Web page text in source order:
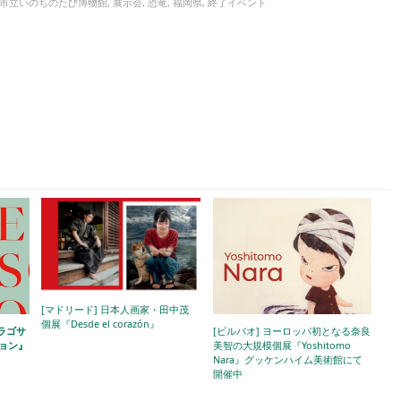
ゴサ
ン』
[マドリード] 日本人画家・田中茂
個展『Desde el corazón』
[ビルバオ] ヨーロッパ初となる奈良
美智の大規模個展『Yoshitomo
Nara』グッケンハイム美術館にて
開催中